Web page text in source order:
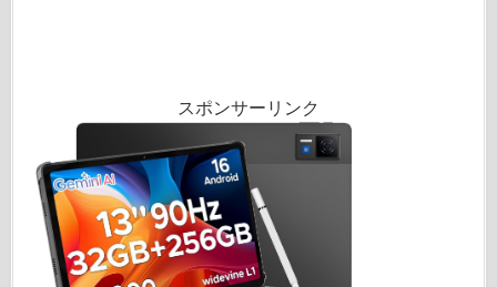
スポンサーリンク